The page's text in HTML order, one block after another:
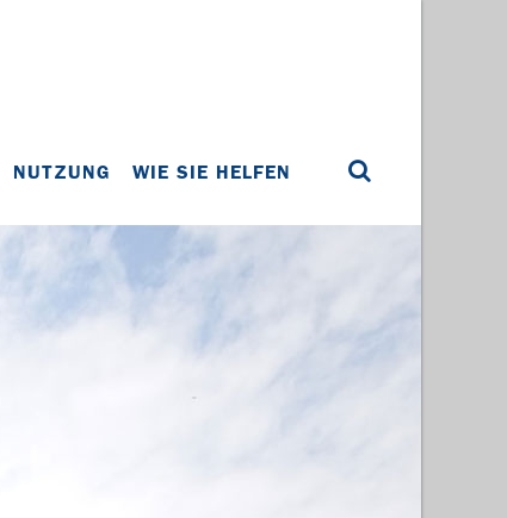
NUTZUNG WIE SIE HELFEN